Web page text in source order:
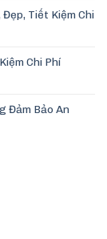
Tiết Kiệm Chi
Chi Phí
Đảm Bảo An